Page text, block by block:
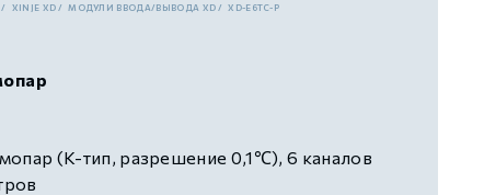
XINJE XD МОДУЛИ ВВОДА/ВЫВОДА XD XD-E6TC-P
(K-тип, разрешение 0,1℃), 6 каналов